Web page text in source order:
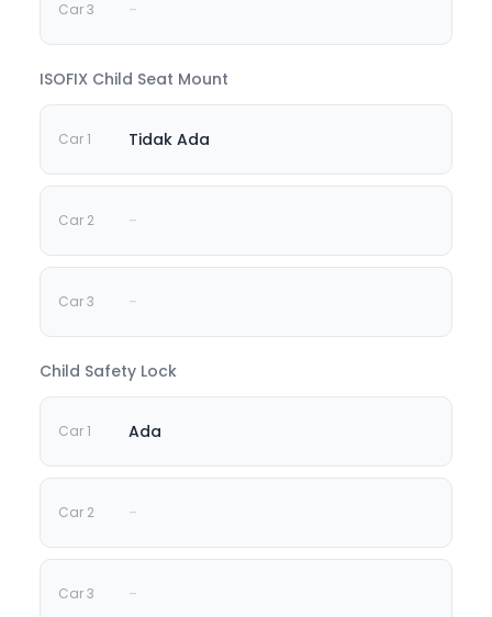
-
ISOFIX Child Seat Mount
Tidak Ada
-
-
Child Safety Lock
Ada
-
-